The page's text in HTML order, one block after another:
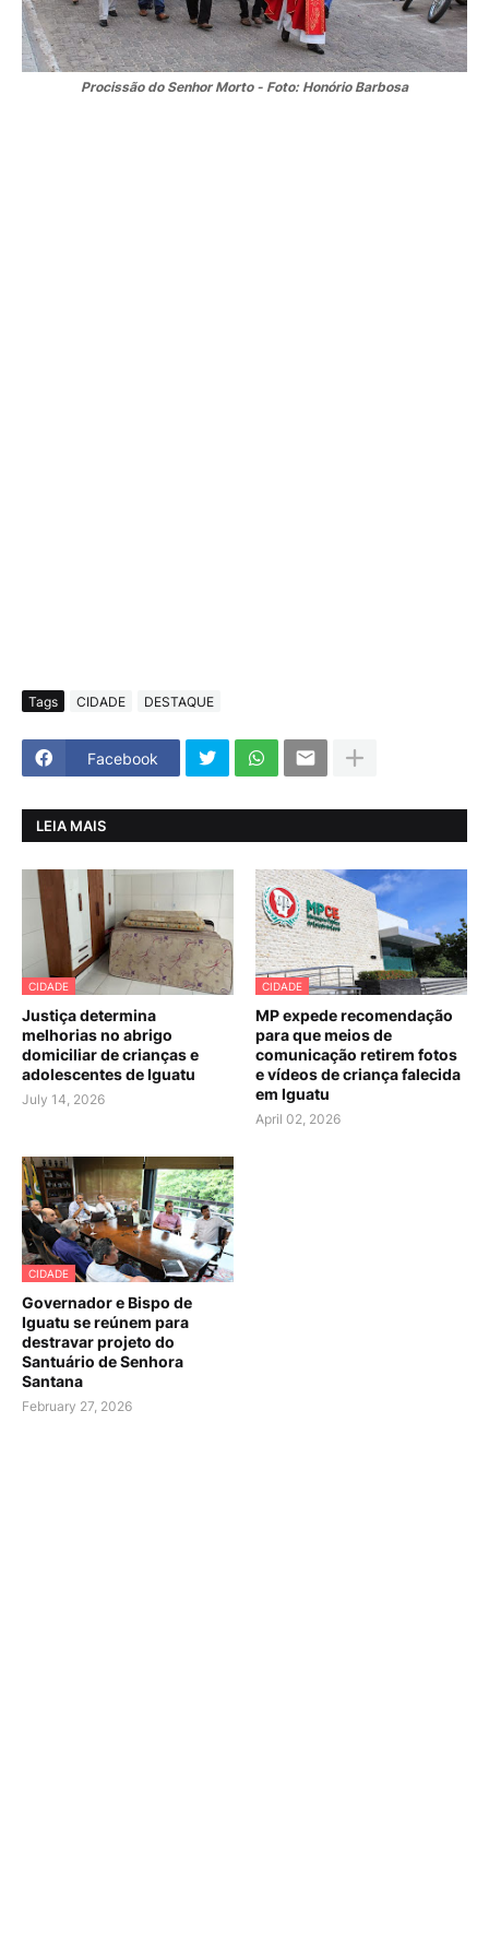
Procissão do Senhor Morto - Foto: Honório Barbosa
Tags CIDADE DESTAQUE
Facebook
LEIA MAIS
CIDADE
Justiça determina
melhorias no abrigo
domiciliar de crianças e
adolescentes de Iguatu
July 14, 2026
CIDADE
MP expede recomendação
para que meios de
comunicação retirem fotos
e vídeos de criança falecida
em Iguatu
April 02, 2026
CIDADE
Governador e Bispo de
Iguatu se reúnem para
destravar projeto do
Santuário de Senhora
Santana
February 27, 2026